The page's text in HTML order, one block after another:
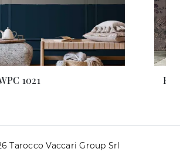
1021
Tarocco Vaccari Group Srl